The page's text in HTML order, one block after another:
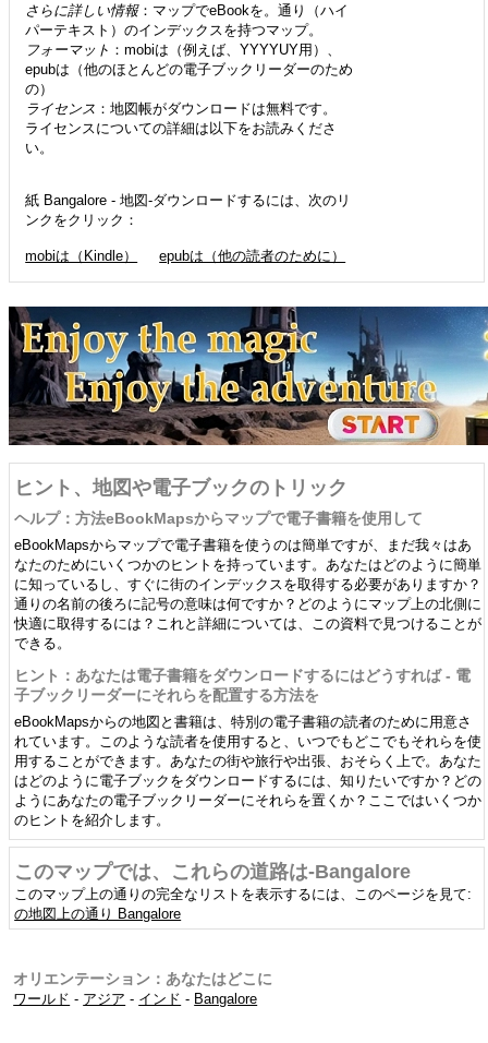
さらに詳しい情報：マップでeBookを。通り（ハイ
パーテキスト）のインデックスを持つマップ。
フォーマット ：mobiは（例えば、YYYYUY用）、
epubは（他のほとんどの電子ブックリーダーのため
の）
ライセンス ：地図帳がダウンロードは無料です。
ライセンスについての詳細は以下をお読みくださ
い。
紙 Bangalore - 地図-ダウンロードするには、次のリ
ンクをクリック：
mobiは（Kindle） epubは（他の読者のために）
ヒント、地図や電子ブックのトリック
ヘルプ：方法eBookMapsからマップで電子書籍を使用して
eBookMapsからマップで電子書籍を使うのは簡単ですが、まだ我々はあ
なたのためにいくつかのヒントを持っています。あなたはどのように簡単
に知っているし、すぐに街のインデックスを取得する必要がありますか？
通りの名前の後ろに記号の意味は何ですか？どのようにマップ上の北側に
快適に取得するには？これと詳細については、この資料で見つけることが
できる。
ヒント：あなたは電子書籍をダウンロードするにはどうすれば - 電
子ブックリーダーにそれらを配置する方法を
eBookMapsからの地図と書籍は、特別の電子書籍の読者のために用意さ
れています。このような読者を使用すると、いつでもどこでもそれらを使
用することができます。あなたの街や旅行や出張、おそらく上で。あなた
はどのように電子ブックをダウンロードするには、知りたいですか？どの
ようにあなたの電子ブックリーダーにそれらを置くか？ここではいくつか
のヒントを紹介します。
このマップでは、これらの道路は-Bangalore
このマップ上の通りの完全なリストを表示するには、このページを見て:
の地図上の通り Bangalore
オリエンテーション：あなたはどこに
ワールド - アジア - インド - Bangalore